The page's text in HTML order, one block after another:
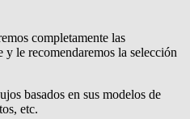
completamente las
le recomendaremos la selección
basados en sus modelos de
etc.